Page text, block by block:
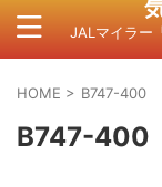
JALマイラー
HOME > B747-400
B747-400